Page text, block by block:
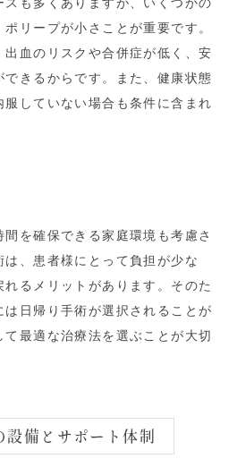
リープが小さことが重要です。
血のリスクや合併症が低く、安
きるからです。また、健康状態
していない場合も条件に含まれ
を確保できる家庭環境も考慮さ
、患者様にとって負担が少な
れるメリットがあります。そのた
日帰り手術が選択されることが
最適な治療法を選ぶことが大切
備とサポート体制